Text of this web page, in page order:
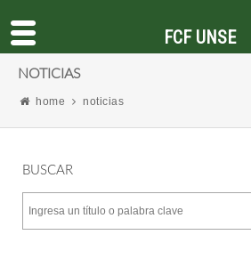
NOTICIAS
home noticias
BUSCAR
FCF UNSE